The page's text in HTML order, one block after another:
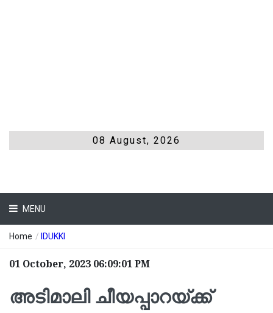
08 August, 2026
MENU
Home / IDUKKI
01 October, 2023 06:09:01 PM
അടിമാലി ചീയപ്പാറയ്ക്ക്